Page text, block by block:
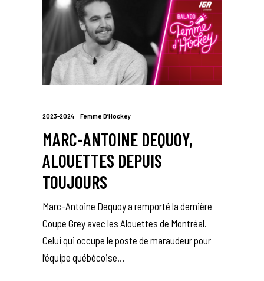
2023-2024 Femme D’Hockey
MARC-ANTOINE DEQUOY,
ALOUETTES DEPUIS
TOUJOURS
Marc-Antoine Dequoy a remporté la dernière
Coupe Grey avec les Alouettes de Montréal.
Celui qui occupe le poste de maraudeur pour
l’équipe québécoise…